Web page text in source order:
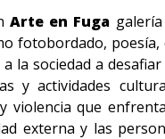
Arte en Fuga
fotobordado,
la sociedad a
y actividades
que
externa y las